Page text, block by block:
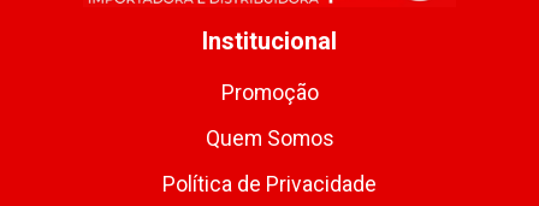
Institucional
Promoção
Quem Somos
Política de Privacidade